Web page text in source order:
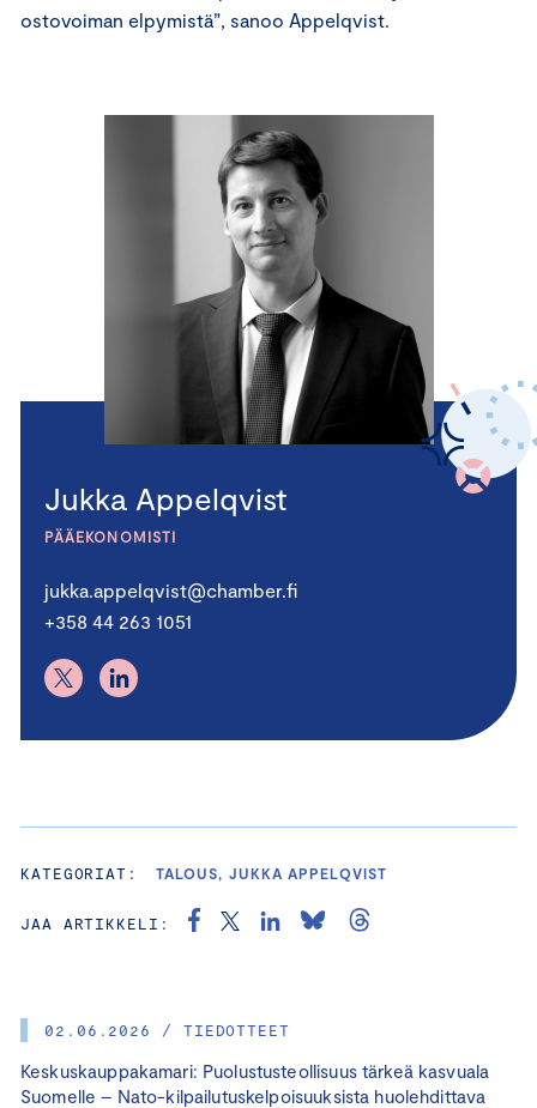
02.06.2026 / TIEDOTTEET
Keskuskauppakamari: Puolustusteollisuus tärkeä kasvuala
Suomelle – Nato-kilpailutuskelpoisuuksista huolehdittava
ostovoiman elpymistä”, sanoo Appelqvist.
Jukka Appelqvist
PÄÄEKONOMISTI
jukka.appelqvist@chamber.fi
+358 44 263 1051
KATEGORIAT: TALOUS, JUKKA APPELQVIST
JAA ARTIKKELI: